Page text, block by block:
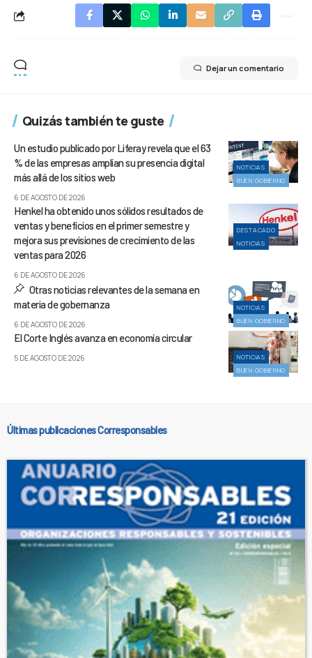
Dejar un comentario
Quizás también te guste
NOTICIAS
BUEN GOBIERNO
Un estudio publicado por Liferay revela que el 63
% de las empresas amplían su presencia digital
más allá de los sitios web
6 DE AGOSTO DE 2026
DESTACADO
NOTICIAS
Henkel ha obtenido unos sólidos resultados de
ventas y beneficios en el primer semestre y
mejora sus previsiones de crecimiento de las
ventas para 2026
6 DE AGOSTO DE 2026
NOTICIAS
BUEN GOBIERNO
Otras noticias relevantes de la semana en
materia de gobernanza
6 DE AGOSTO DE 2026
NOTICIAS
BUEN GOBIERNO
El Corte Inglés avanza en economía circular
5 DE AGOSTO DE 2026
Últimas publicaciones Corresponsables